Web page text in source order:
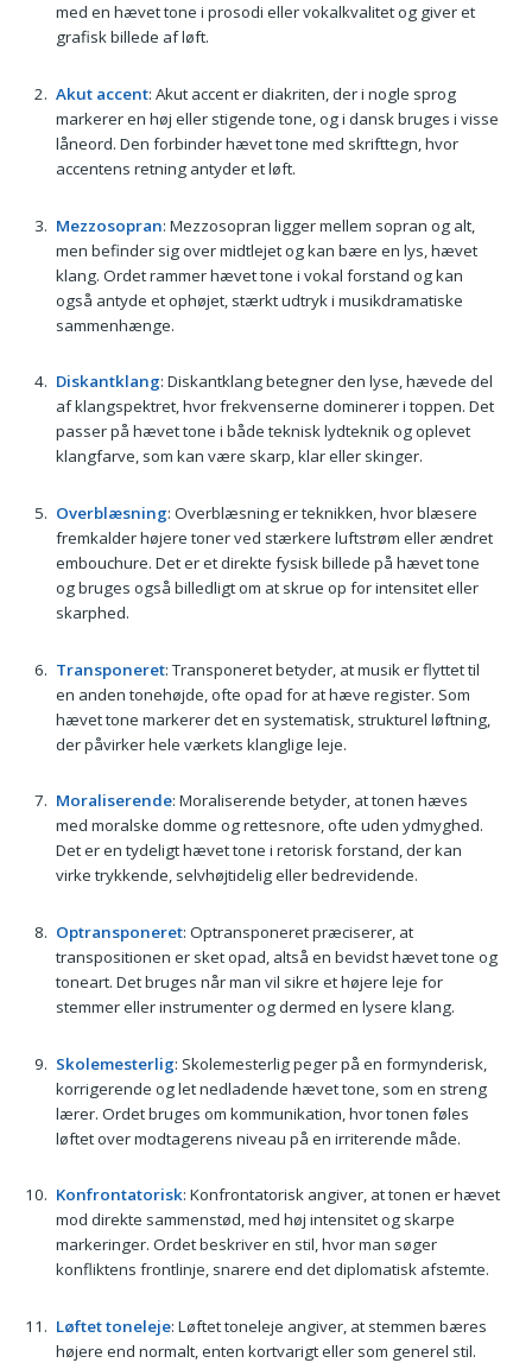
med en hævet tone i prosodi eller vokalkvalitet og giver et
grafisk billede af løft.
Akut accent: Akut accent er diakriten, der i nogle sprog
markerer en høj eller stigende tone, og i dansk bruges i visse
låneord. Den forbinder hævet tone med skrifttegn, hvor
accentens retning antyder et løft.
Mezzosopran: Mezzosopran ligger mellem sopran og alt,
men befinder sig over midtlejet og kan bære en lys, hævet
klang. Ordet rammer hævet tone i vokal forstand og kan
også antyde et ophøjet, stærkt udtryk i musikdramatiske
sammenhænge.
Diskantklang: Diskantklang betegner den lyse, hævede del
af klangspektret, hvor frekvenserne dominerer i toppen. Det
passer på hævet tone i både teknisk lydteknik og oplevet
klangfarve, som kan være skarp, klar eller skinger.
Overblæsning: Overblæsning er teknikken, hvor blæsere
fremkalder højere toner ved stærkere luftstrøm eller ændret
embouchure. Det er et direkte fysisk billede på hævet tone
og bruges også billedligt om at skrue op for intensitet eller
skarphed.
Transponeret: Transponeret betyder, at musik er flyttet til
en anden tonehøjde, ofte opad for at hæve register. Som
hævet tone markerer det en systematisk, strukturel løftning,
der påvirker hele værkets klanglige leje.
Moraliserende: Moraliserende betyder, at tonen hæves
med moralske domme og rettesnore, ofte uden ydmyghed.
Det er en tydeligt hævet tone i retorisk forstand, der kan
virke trykkende, selvhøjtidelig eller bedrevidende.
Optransponeret: Optransponeret præciserer, at
transpositionen er sket opad, altså en bevidst hævet tone og
toneart. Det bruges når man vil sikre et højere leje for
stemmer eller instrumenter og dermed en lysere klang.
Skolemesterlig: Skolemesterlig peger på en formynderisk,
korrigerende og let nedladende hævet tone, som en streng
lærer. Ordet bruges om kommunikation, hvor tonen føles
løftet over modtagerens niveau på en irriterende måde.
Konfrontatorisk: Konfrontatorisk angiver, at tonen er hævet
mod direkte sammenstød, med høj intensitet og skarpe
markeringer. Ordet beskriver en stil, hvor man søger
konfliktens frontlinje, snarere end det diplomatisk afstemte.
Løftet toneleje: Løftet toneleje angiver, at stemmen bæres
højere end normalt, enten kortvarigt eller som generel stil.